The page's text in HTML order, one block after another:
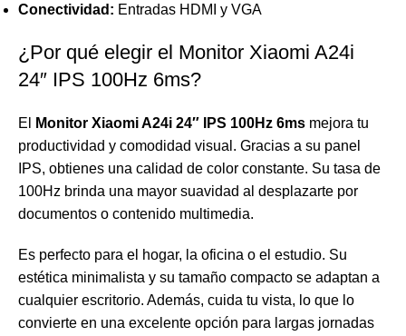
Conectividad: Entradas HDMI y VGA
¿Por qué elegir el Monitor Xiaomi A24i
24″ IPS 100Hz 6ms?
El Monitor Xiaomi A24i 24″ IPS 100Hz 6ms mejora tu
productividad y comodidad visual. Gracias a su panel
IPS, obtienes una calidad de color constante. Su tasa de
100Hz brinda una mayor suavidad al desplazarte por
documentos o contenido multimedia.
Es perfecto para el hogar, la oficina o el estudio. Su
estética minimalista y su tamaño compacto se adaptan a
cualquier escritorio. Además, cuida tu vista, lo que lo
convierte en una excelente opción para largas jornadas